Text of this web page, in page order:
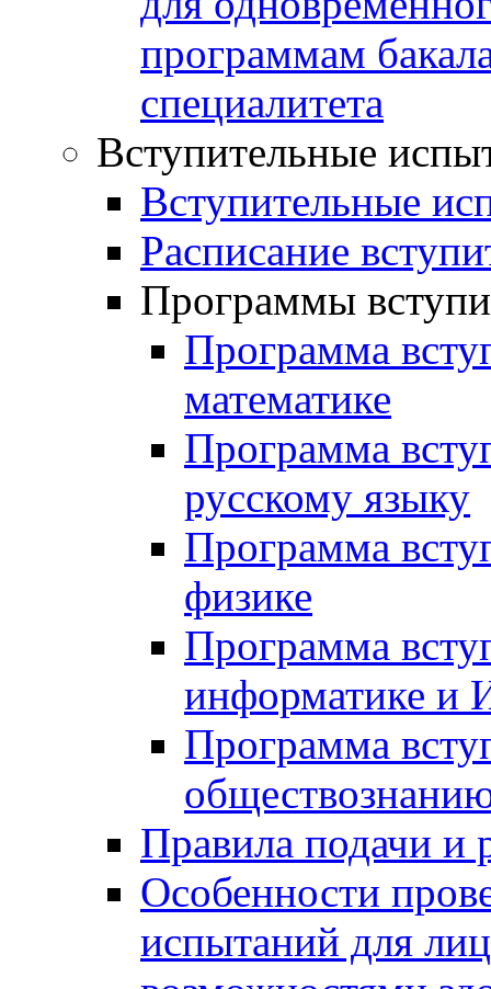
программам
специалитета
Вступительные
Вступительные
Расписание
Программы
Программа
математике
Программа
русскому языку
Программа
физике
Программа
информатике и
Программа
Правила подачи и
Особенности
испытаний для